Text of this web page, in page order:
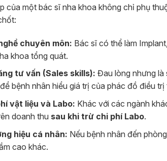
của một bác sĩ nha khoa không chỉ phụ
chuyên môn: Bác sĩ có thể làm
khoa tổng quát.
tư vấn (Sales skills): Đau lòng nhưng là
bệnh nhân hiểu giá trị của phác đồ điều
vật liệu và Labo: Khác với các ngành
doanh thu sau khi trừ chi phí Labo.
hiệu cá nhân: Nếu bệnh nhân đến
cao khác.